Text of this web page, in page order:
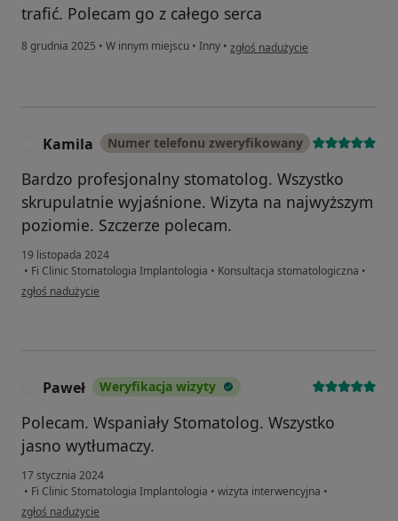
trafić. Polecam go z całego serca
8 grudnia 2025 • W innym miejscu • Inny • w opinii użytkownika Gaja
zgłoś nadużycie
Kamila Numer telefonu zweryfikowany
Bardzo profesjonalny stomatolog. Wszystko
skrupulatnie wyjaśnione. Wizyta na najwyższym
poziomie. Szczerze polecam.
19 listopada 2024
• Fi Clinic Stomatologia Implantologia • Konsultacja stomatologiczna •
w opinii użytkownika Kamila
zgłoś nadużycie
Paweł Weryfikacja wizyty
Polecam. Wspaniały Stomatolog. Wszystko
jasno wytłumaczy.
17 stycznia 2024
• Fi Clinic Stomatologia Implantologia • wizyta interwencyjna •
w opinii użytkownika Paweł
zgłoś nadużycie